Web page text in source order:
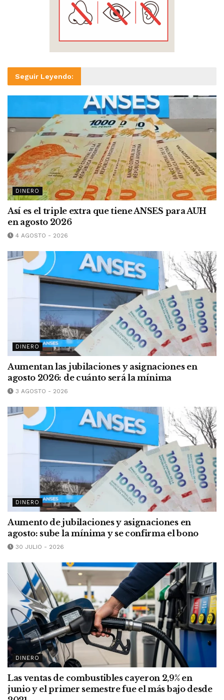
Seguir Leyendo:
DINERO
Así es el triple extra que tiene ANSES para AUH
en agosto 2026
4 AGOSTO - 2026
DINERO
Aumentan las jubilaciones y asignaciones en
agosto 2026: de cuánto será la mínima
3 AGOSTO - 2026
DINERO
Aumento de jubilaciones y asignaciones en
agosto: sube la mínima y se confirma el bono
30 JULIO - 2026
DINERO
Las ventas de combustibles cayeron 2,9% en
junio y el primer semestre fue el más bajo desde